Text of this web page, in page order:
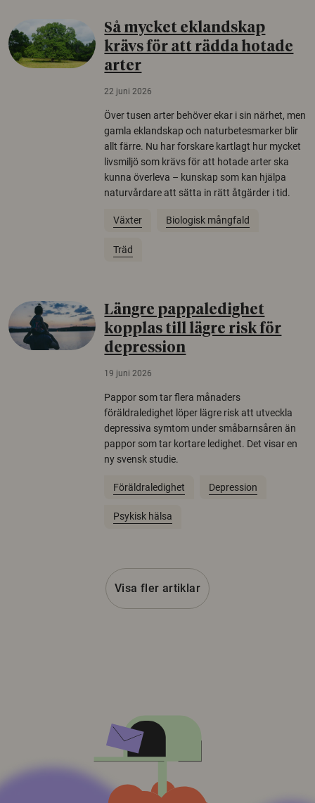
Så mycket eklandskap
krävs för att rädda hotade
arter
22 juni 2026
Över tusen arter behöver ekar i sin närhet, men
gamla eklandskap och naturbetesmarker blir
allt färre. Nu har forskare kartlagt hur mycket
livsmiljö som krävs för att hotade arter ska
kunna överleva – kunskap som kan hjälpa
naturvårdare att sätta in rätt åtgärder i tid.
Växter Biologisk mångfald
Träd
Längre pappaledighet
kopplas till lägre risk för
depression
19 juni 2026
Pappor som tar flera månaders
föräldraledighet löper lägre risk att utveckla
depressiva symtom under småbarnsåren än
pappor som tar kortare ledighet. Det visar en
ny svensk studie.
Föräldraledighet Depression
Psykisk hälsa
Visa fler artiklar